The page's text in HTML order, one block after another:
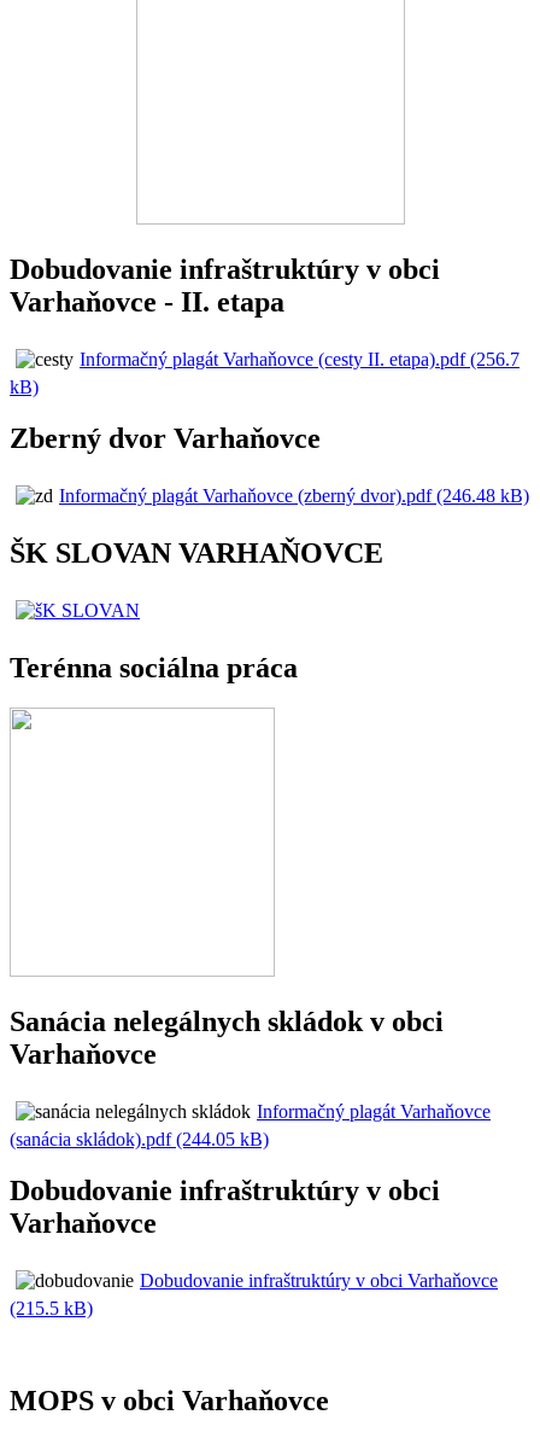
Dobudovanie infraštruktúry v obci
Varhaňovce - II. etapa
Informačný plagát Varhaňovce (cesty II. etapa).pdf (256.7
kB)
Zberný dvor Varhaňovce
Informačný plagát Varhaňovce (zberný dvor).pdf (246.48 kB)
ŠK SLOVAN VARHAŇOVCE
Terénna sociálna práca
Sanácia nelegálnych skládok v obci
Varhaňovce
Informačný plagát Varhaňovce
(sanácia skládok).pdf (244.05 kB)
Dobudovanie infraštruktúry v obci
Varhaňovce
Dobudovanie infraštruktúry v obci Varhaňovce
(215.5 kB)
MOPS v obci Varhaňovce